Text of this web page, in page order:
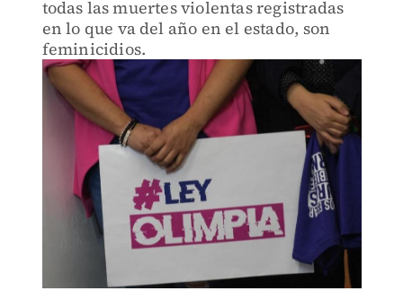
todas las muertes violentas registradas
en lo que va del año en el estado, son
feminicidios.